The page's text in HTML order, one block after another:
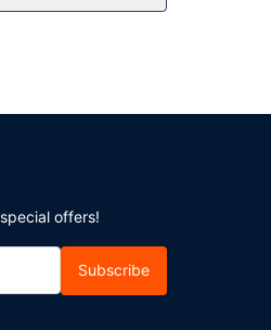
offers!
Subscribe